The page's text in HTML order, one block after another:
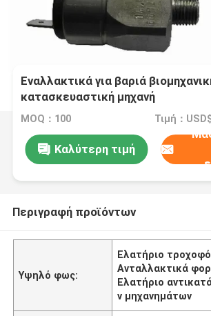
Εναλλακτικά για βαριά
κατασκευαστική μηχανή
MOQ：100 Τιμή：
Καλύτερη τιμή
Περιγραφή προϊόντων
Υψηλό φως:
Ελατήριο
Ανταλλακτικά
Ελατήριο
ν μηχανημάτων